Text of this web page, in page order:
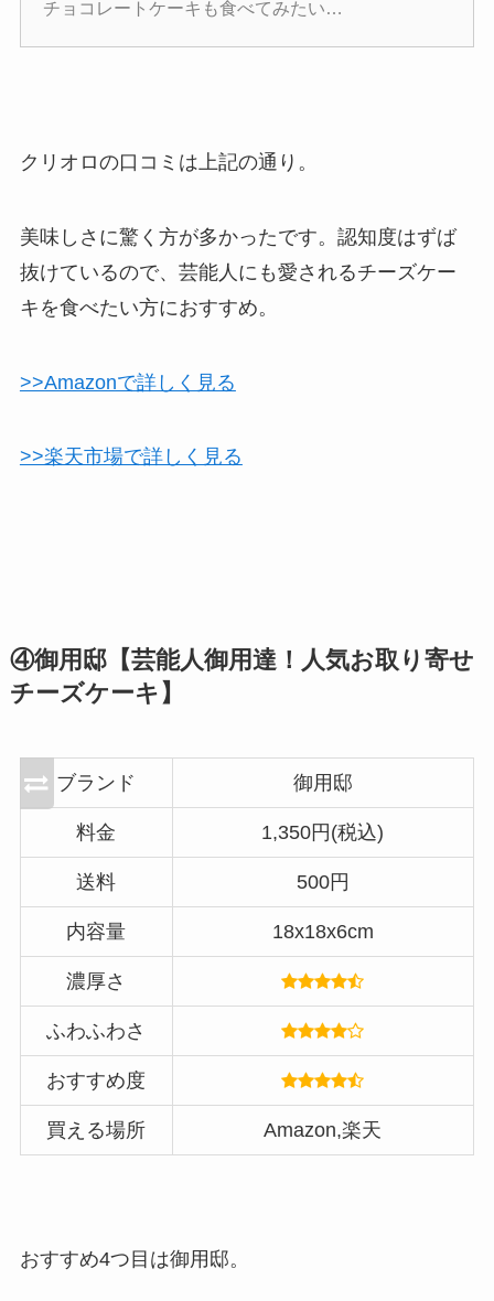
チョコレートケーキも食べてみたい…
クリオロの口コミは上記の通り。
美味しさに驚く方が多かったです。認知度はずば
抜けているので、芸能人にも愛されるチーズケー
キを食べたい方におすすめ。
>>Amazonで詳しく見る
>>楽天市場で詳しく見る
④御用邸【芸能人御用達！人気お取り寄せ
チーズケーキ】
ブランド 御用邸
料金 1,350円(税込)
送料 500円
内容量 18x18x6cm
濃厚さ
ふわふわさ
おすすめ度
買える場所 Amazon,楽天
おすすめ4つ目は御用邸。